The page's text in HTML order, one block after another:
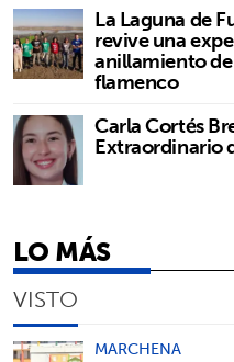
La Laguna de
revive una
anillamiento
flamenco
Carla Cortés
Extraordinario
LO MÁS
VISTO
MARCHENA